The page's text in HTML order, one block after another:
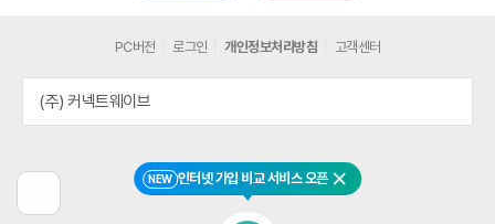
전
NEW 인터넷 가입 비교 서비스 오픈 닫기
PC버전 로그인 개인정보처리방침 고객센터
(주) 커넥트웨이브